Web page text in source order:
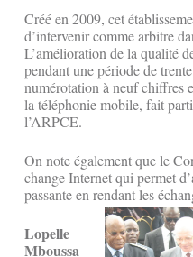
Créé en 2009, cet
d’intervenir comme arbitre
L’amélioration de la qualité
pendant une période de
numérotation à neuf chiffres
la téléphonie mobile, fait
l’ARPCE.
On note également que le
change Internet qui permet
passante en rendant les
Lopelle
Mboussa